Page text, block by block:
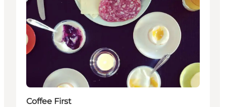
Coffee First